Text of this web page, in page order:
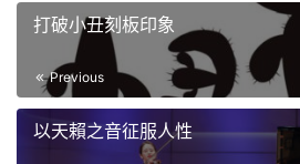
打破小丑刻板印象
Previous
以天賴之音征服人性